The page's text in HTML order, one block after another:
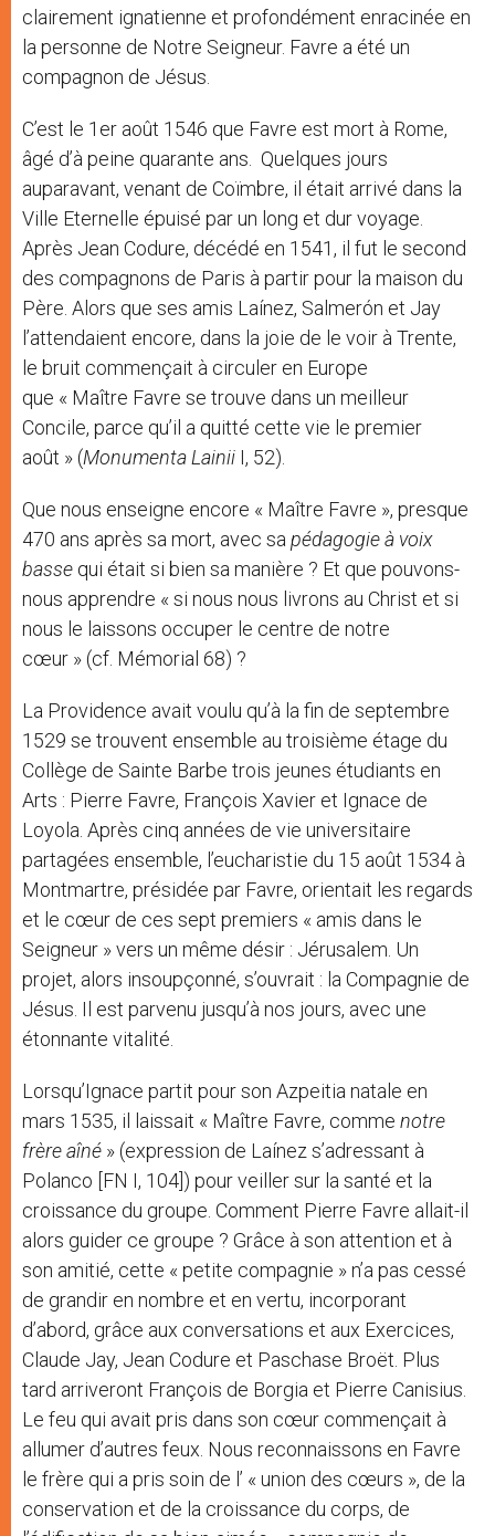
clairement ignatienne et profondément enracinée en
la personne de Notre Seigneur. Favre a été un
compagnon de Jésus.
C’est le 1er août 1546 que Favre est mort à Rome,
âgé d’à peine quarante ans. Quelques jours
auparavant, venant de Coïmbre, il était arrivé dans la
Ville Eternelle épuisé par un long et dur voyage.
Après Jean Codure, décédé en 1541, il fut le second
des compagnons de Paris à partir pour la maison du
Père. Alors que ses amis Laínez, Salmerón et Jay
l’attendaient encore, dans la joie de le voir à Trente,
le bruit commençait à circuler en Europe
que « Maître Favre se trouve dans un meilleur
Concile, parce qu’il a quitté cette vie le premier
août » (Monumenta Lainii I, 52).
Que nous enseigne encore « Maître Favre », presque
470 ans après sa mort, avec sa pédagogie à voix
basse qui était si bien sa manière ? Et que pouvons-
nous apprendre « si nous nous livrons au Christ et si
nous le laissons occuper le centre de notre
cœur » (cf. Mémorial 68) ?
La Providence avait voulu qu’à la fin de septembre
1529 se trouvent ensemble au troisième étage du
Collège de Sainte Barbe trois jeunes étudiants en
Arts : Pierre Favre, François Xavier et Ignace de
Loyola. Après cinq années de vie universitaire
partagées ensemble, l’eucharistie du 15 août 1534 à
Montmartre, présidée par Favre, orientait les regards
et le cœur de ces sept premiers « amis dans le
Seigneur » vers un même désir : Jérusalem. Un
projet, alors insoupçonné, s’ouvrait : la Compagnie de
Jésus. Il est parvenu jusqu’à nos jours, avec une
étonnante vitalité.
Lorsqu’Ignace partit pour son Azpeitia natale en
mars 1535, il laissait « Maître Favre, comme notre
frère aîné » (expression de Laínez s’adressant à
Polanco [FN I, 104]) pour veiller sur la santé et la
croissance du groupe. Comment Pierre Favre allait-il
alors guider ce groupe ? Grâce à son attention et à
son amitié, cette « petite compagnie » n’a pas cessé
de grandir en nombre et en vertu, incorporant
d’abord, grâce aux conversations et aux Exercices,
Claude Jay, Jean Codure et Paschase Broët. Plus
tard arriveront François de Borgia et Pierre Canisius.
Le feu qui avait pris dans son cœur commençait à
allumer d’autres feux. Nous reconnaissons en Favre
le frère qui a pris soin de l’ « union des cœurs », de la
conservation et de la croissance du corps, de